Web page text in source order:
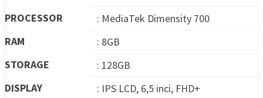
PROCESSOR
: MediaTek Dimensity 700
RAM
: 8GB
STORAGE
: 128GB
DISPLAY
: IPS LCD, 6,5 inci, FHD+